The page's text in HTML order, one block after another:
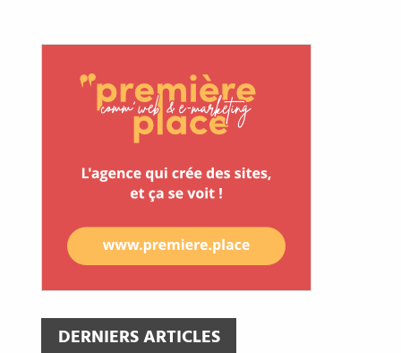
DERNIERS ARTICLES